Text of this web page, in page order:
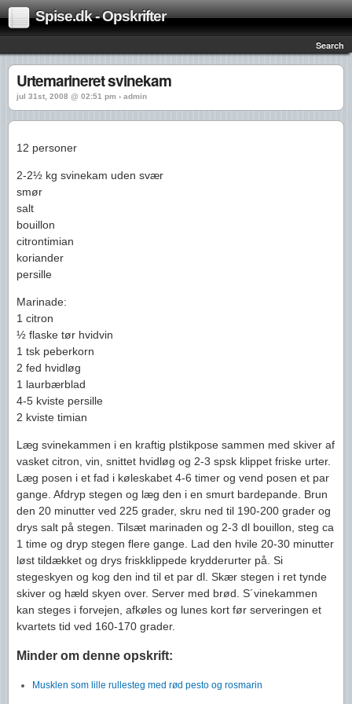
Spise.dk - Opskrifter
Search
Urtemarineret svinekam
jul 31st, 2008 @ 02:51 pm › admin
12 personer
2-2½ kg svinekam uden svær
smør
salt
bouillon
citrontimian
koriander
persille
Marinade:
1 citron
½ flaske tør hvidvin
1 tsk peberkorn
2 fed hvidløg
1 laurbærblad
4-5 kviste persille
2 kviste timian
Læg svinekammen i en kraftig plstikpose sammen med skiver af
vasket citron, vin, snittet hvidløg og 2-3 spsk klippet friske urter.
Læg posen i et fad i køleskabet 4-6 timer og vend posen et par
gange. Afdryp stegen og læg den i en smurt bardepande. Brun
den 20 minutter ved 225 grader, skru ned til 190-200 grader og
drys salt på stegen. Tilsæt marinaden og 2-3 dl bouillon, steg ca
1 time og dryp stegen flere gange. Lad den hvile 20-30 minutter
løst tildækket og drys friskklippede krydderurter på. Si
stegeskyen og kog den ind til et par dl. Skær stegen i ret tynde
skiver og hæld skyen over. Server med brød. S´vinekammen
kan steges i forvejen, afkøles og lunes kort før serveringen et
kvartets tid ved 160-170 grader.
Minder om denne opskrift:
Musklen som lille rullesteg med rød pesto og rosmarin